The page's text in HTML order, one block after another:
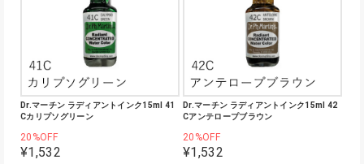
Dr.マーチン ラディアントインク15ml 41
Cカリプソグリーン
20%OFF
¥1,532
Dr.マーチン ラディアントインク15ml 42
Cアンテロープブラウン
20%OFF
¥1,532